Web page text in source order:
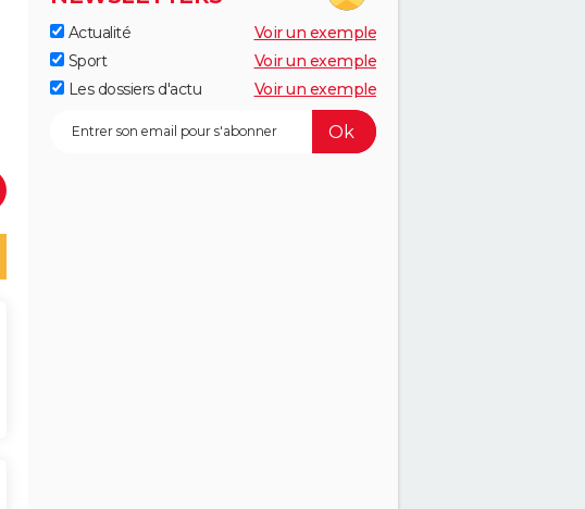
Actualité
Voir un exemple
Sport
Voir un exemple
Les dossiers d'actu
Voir un exemple